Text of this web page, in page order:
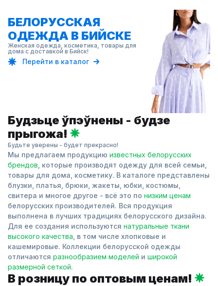
БЕЛОРУССКАЯ
ОДЕЖДА В БИЙСКЕ
Женская одежда, косметика, товары для
дома с доставкой в Бийск!
Перейти в каталог
Будзьце ўпэўнены - будзе
прыгожа!
Будьте уверены - будет прекрасно!
Мы предлагаем продукцию известных белорусских
брендов , которые производят одежду для всей семьи,
товары для дома, косметику. В каталоге представлены
блузки, платья, брюки, жакеты, юбки, костюмы,
свитера и многое другое - всё это по низким ценам
белорусских производителей. Вся продукция
выполнена в лучших традициях белорусского дизайна.
Для ее создания используются натуральные ткани
высокого качества , в том числе хлопковые и
кашемировые. Коллекции белорусской одежды
отличаются разнообразием моделей и широкой
размерной сеткой.
В розницу по оптовым ценам!